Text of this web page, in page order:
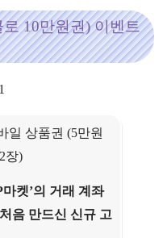
10만원권) 이벤트
일 상품권 (5만원
장)
마켓’의 거래 계좌
음 만드신 신규 고